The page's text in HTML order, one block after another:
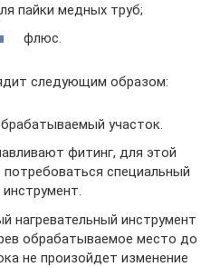
пайки медных труб;
флюс.
следующим образом:
участок.
фитинг, для этой
специальный
инструмент.
нагревательный инструмент
обрабатываемое место до
не произойдет изменение